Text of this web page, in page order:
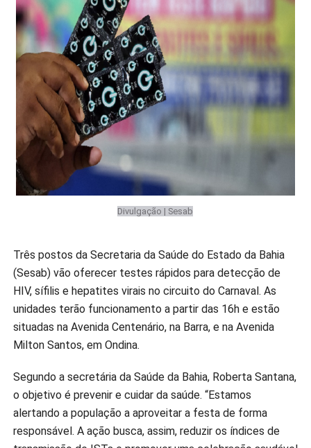
Divulgação | Sesab
Três postos da Secretaria da Saúde do Estado da Bahia
(Sesab) vão oferecer testes rápidos para detecção de
HIV, sífilis e hepatites virais no circuito do Carnaval. As
unidades terão funcionamento a partir das 16h e estão
situadas na Avenida Centenário, na Barra, e na Avenida
Milton Santos, em Ondina.
Segundo a secretária da Saúde da Bahia, Roberta Santana,
o objetivo é prevenir e cuidar da saúde. “Estamos
alertando a população a aproveitar a festa de forma
responsável. A ação busca, assim, reduzir os índices de